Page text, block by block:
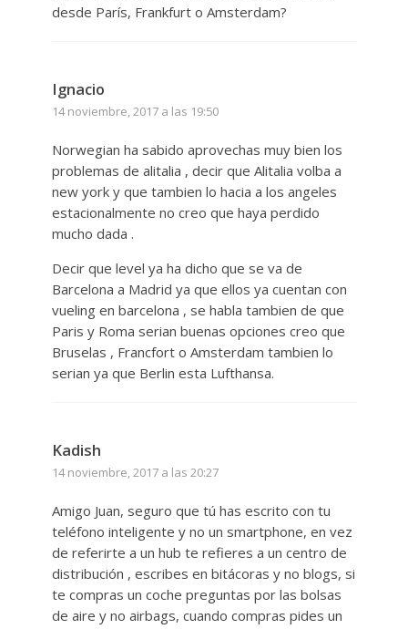
desde París, Frankfurt o Amsterdam?
Ignacio
14 noviembre, 2017 a las 19:50
Norwegian ha sabido aprovechas muy bien los
problemas de alitalia , decir que Alitalia volba a
new york y que tambien lo hacia a los angeles
estacionalmente no creo que haya perdido
mucho dada .
Decir que level ya ha dicho que se va de
Barcelona a Madrid ya que ellos ya cuentan con
vueling en barcelona , se habla tambien de que
Paris y Roma serian buenas opciones creo que
Bruselas , Francfort o Amsterdam tambien lo
serian ya que Berlin esta Lufthansa.
Kadish
14 noviembre, 2017 a las 20:27
Amigo Juan, seguro que tú has escrito con tu
teléfono inteligente y no un smartphone, en vez
de referirte a un hub te refieres a un centro de
distribución , escribes en bitácoras y no blogs, si
te compras un coche preguntas por las bolsas
de aire y no airbags, cuando compras pides un